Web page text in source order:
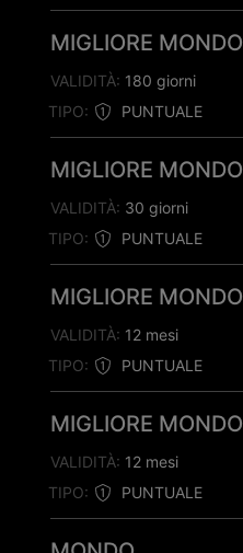
MIGLIORE MONDO
TIPO: PUNTUALE
VALIDITÀ: 180 giorni
MIGLIORE MONDO
TIPO: PUNTUALE
VALIDITÀ: 30 giorni
MIGLIORE MONDO
TIPO: PUNTUALE
VALIDITÀ: 12 mesi
MIGLIORE MONDO
TIPO: PUNTUALE
VALIDITÀ: 12 mesi